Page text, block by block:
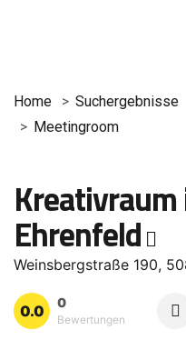
Home Suchergebnisse
Meetingroom
Ehrenfeld
Weinsbergstraße 190,
0.0 0
Bewertungen